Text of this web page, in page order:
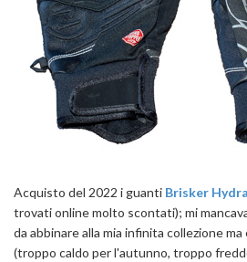
Acquisto del 2022 i guanti Brisker
trovati online molto scontati); mi
da abbinare alla mia infinita collezione
(troppo caldo per l'autunno, troppo